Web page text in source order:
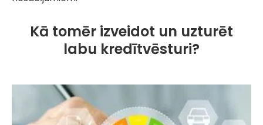
Kā tomēr izveidot un uzturēt
labu kredītvēsturi?